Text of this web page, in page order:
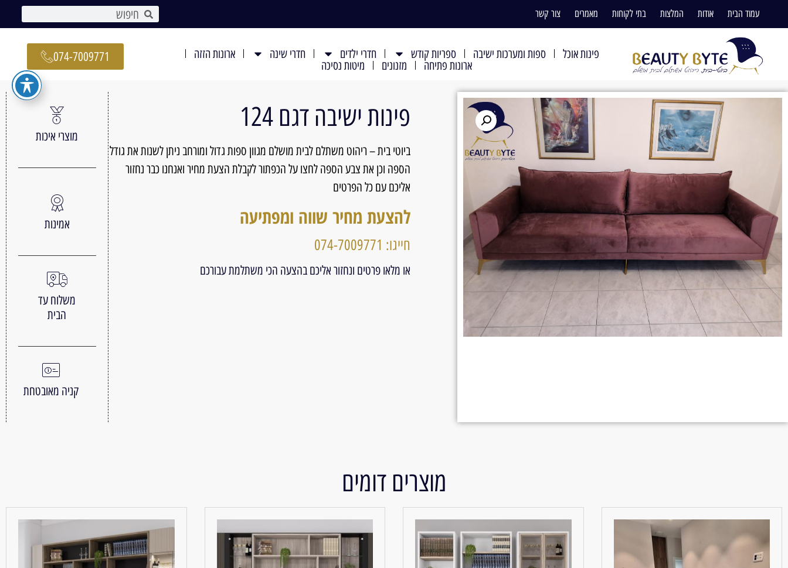
עמוד הבית אודות המלצות בתי לקוחות מאמרים צור קשר
פינות אוכל ספות ומערכות ישיבה ספריות קודש חדרי ילדים חדרי שינה
ארונות הזזה
ארונות פתיחה
מזנונים מיטות נסיכה
074-7009771
פינות ישיבה דגם 124
ביוטי בית – ריהוט משתלם לבית מושלם מגוון ספות גדול ומורחב ניתן לשנות את גודל
הספה וכן את צבע הספה לחצו על הכפתור לקבלת הצעת מחיר ואנחנו כבר נחזור
אליכם עם כל הפרטים
להצעת מחיר שווה ומפתיעה
חייגו: 074-7009771
או מלאו פרטים ונחזור אליכם בהצעה הכי משתלמת עבורכם
מוצרי איכות
אמינות
משלוח עד
הבית
קניה מאובטחת
מוצרים דומים